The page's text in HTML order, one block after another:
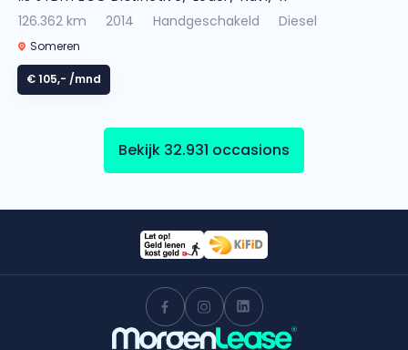
126.362 km
2014 Handgeschakeld Diesel
Someren
€ 105,- /mnd
Bekijk 32.931 occasions